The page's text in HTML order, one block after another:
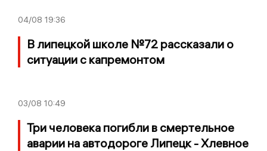
04/08 19:36
В липецкой школе №72 рассказали о
ситуации с капремонтом
03/08 10:49
Три человека погибли в смертельное
аварии на автодороге Липецк - Хлевное